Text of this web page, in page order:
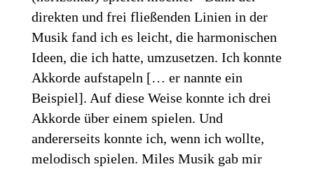
direkten und frei fließenden Linien in der
Musik fand ich es leicht, die harmonischen
Ideen, die ich hatte, umzusetzen. Ich konnte
Akkorde aufstapeln [… er nannte ein
Beispiel]. Auf diese Weise konnte ich drei
Akkorde über einem spielen. Und
andererseits konnte ich, wenn ich wollte,
melodisch spielen. Miles Musik gab mir